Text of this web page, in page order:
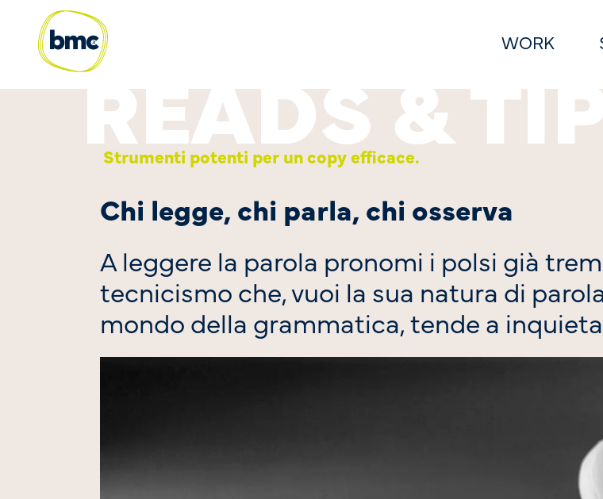
WORK
Strumenti potenti per un copy efficace.
Chi legge, chi parla, chi osserva
A leggere la parola pronomi i polsi già
tecnicismo che, vuoi la sua natura di
mondo della grammatica, tende a